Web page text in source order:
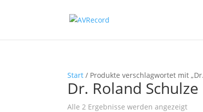
Start / Produkte verschlagwortet mit
Dr. Roland Schulze
Alle 2 Ergebnisse werden angezeigtNach